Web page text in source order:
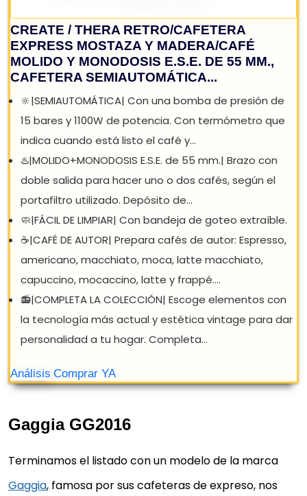
Gaggia GG2016
Terminamos el listado con un modelo de la marca
Gaggia, famosa por sus cafeteras de expreso, nos